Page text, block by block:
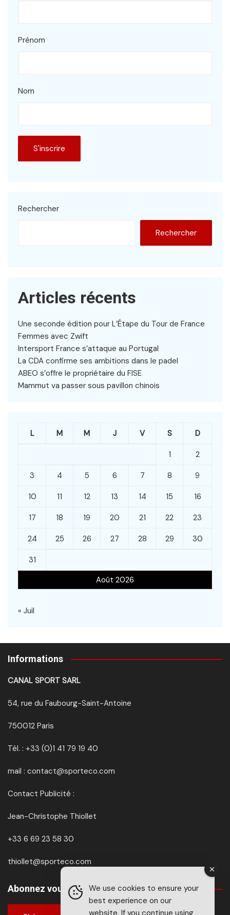
Prénom
Nom
Rechercher
Rechercher
Articles récents
Une seconde édition pour L’Étape du Tour de France
Femmes avec Zwift
Intersport France s’attaque au Portugal
La CDA confirme ses ambitions dans le padel
ABEO s’offre le propriétaire du FISE
Mammut va passer sous pavillon chinois
Août 2026
L M M J V S D
1 2
3 4 5 6 7 8 9
10 11 12 13 14 15 16
17 18 19 20 21 22 23
24 25 26 27 28 29 30
31
« Juil
Informations
CANAL SPORT SARL
54, rue du Faubourg-Saint-Antoine
750012 Paris
Tél. : +33 (0)1 41 79 19 40
mail : contact@sporteco.com
Contact Publicité :
Jean-Christophe Thiollet
+33 6 69 23 58 30
thiollet@sporteco.com
Abonnez vous à SPORTéco & BIKEéco
We use cookies to ensure your
best experience on our
website. If you continue using